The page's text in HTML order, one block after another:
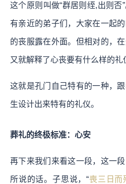
这个原则叫做“群居则绖,出则否
有亲近的弟子们，大家在一起
的丧服露在外面。但相对的，
又就解释了心丧要有什么样的礼
这就是孔门自己特有的一种，
生设计出来特有的礼仪。
葬礼的终极标准：心安
再下来我们来看这一段，这一
所说的话。子思说，“喪三日而